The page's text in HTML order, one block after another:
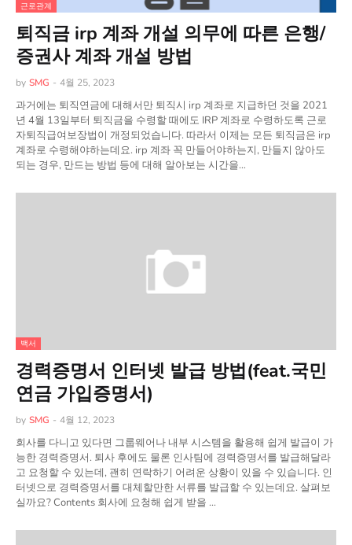
근로관계
퇴직금 irp 계좌 개설 의무에 따른 은행/
증권사 계좌 개설 방법
by SMG - 4월 25, 2023
과거에는 퇴직연금에 대해서만 퇴직시 irp 계좌로 지급하던 것을 2021
년 4월 13일부터 퇴직금을 수령할 때에도 IRP 계좌로 수령하도록 근로
자퇴직급여보장법이 개정되었습니다. 따라서 이제는 모든 퇴직금은 irp
계좌로 수령해야하는데요. irp 계좌 꼭 만들어야하는지, 만들지 않아도
되는 경우, 만드는 방법 등에 대해 알아보는 시간을…
백서
경력증명서 인터넷 발급 방법(feat.국민
연금 가입증명서)
by SMG - 4월 12, 2023
회사를 다니고 있다면 그룹웨어나 내부 시스템을 활용해 쉽게 발급이 가
능한 경력증명서. 퇴사 후에도 물론 인사팀에 경력증명서를 발급해달라
고 요청할 수 있는데, 괜히 연락하기 어려운 상황이 있을 수 있습니다. 인
터넷으로 경력증명서를 대체할만한 서류를 발급할 수 있는데요. 살펴보
실까요? Contents 회사에 요청해 쉽게 받을 …